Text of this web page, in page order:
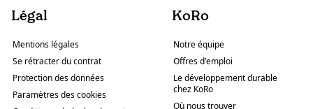
Légal
Mentions légales
Se rétracter du contrat
Protection des données
Paramètres des cookies
KoRo
Notre équipe
Offres d'emploi
Le développement durable
chez KoRo
Où nous trouver